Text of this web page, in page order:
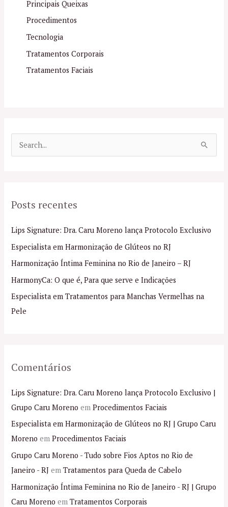
Principais Queixas
Procedimentos
Tecnologia
Tratamentos Corporais
Tratamentos Faciais
u
s
a
r
p
o
r
Posts recentes
Lips Signature: Dra. Caru Moreno lança Protocolo Exclusivo
Especialista em Harmonização de Glúteos no RJ
Harmonização Íntima Feminina no Rio de Janeiro – RJ
HarmonyCa: O que é, Para que serve e Indicações
Especialista em Tratamentos para Manchas Vermelhas na
Pele
Comentários
Lips Signature: Dra. Caru Moreno lança Protocolo Exclusivo |
Grupo Caru Moreno emProcedimentos Faciais
Especialista em Harmonização de Glúteos no RJ | Grupo Caru
Moreno emProcedimentos Faciais
Grupo Caru Moreno - Tudo sobre Fios Aptos no Rio de
Janeiro - RJ emTratamentos para Queda de Cabelo
Harmonização Íntima Feminina no Rio de Janeiro - RJ | Grupo
Caru Moreno emTratamentos Corporais